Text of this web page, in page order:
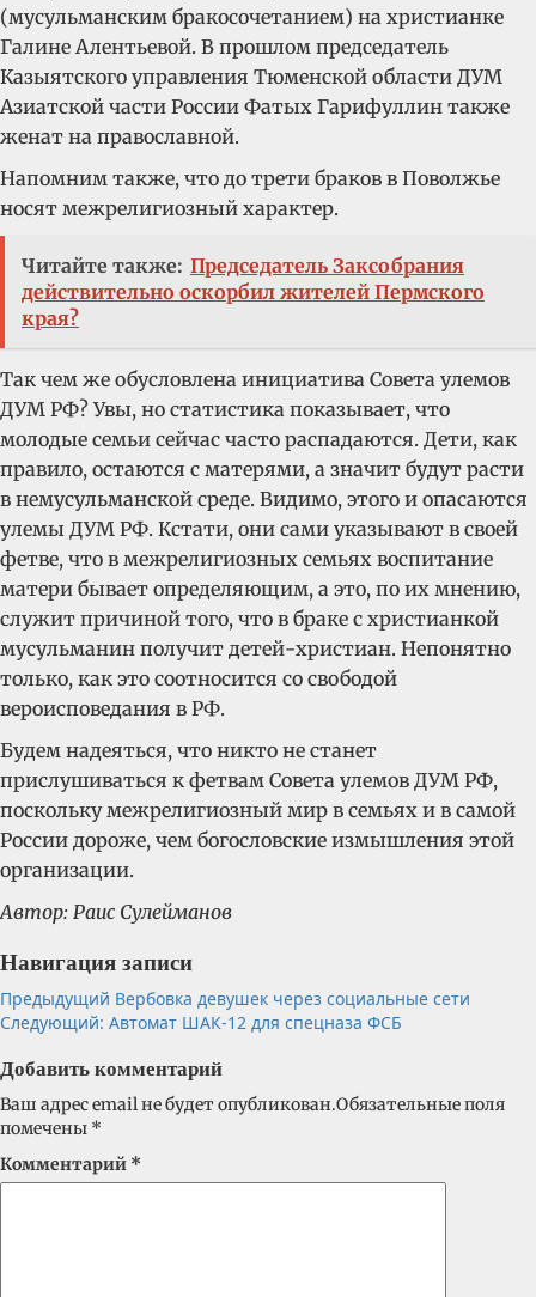
(мусульманским бракосочетанием) на христианке
Галине Алентьевой. В прошлом председатель
Казыятского управления Тюменской области ДУМ
Азиатской части России Фатых Гарифуллин также
женат на православной.
Напомним также, что до трети браков в Поволжье
носят межрелигиозный характер.
Читайте также: Председатель Заксобрания
действительно оскорбил жителей Пермского
края?
Так чем же обусловлена инициатива Совета улемов
ДУМ РФ? Увы, но статистика показывает, что
молодые семьи сейчас часто распадаются. Дети, как
правило, остаются с матерями, а значит будут расти
в немусульманской среде. Видимо, этого и опасаются
улемы ДУМ РФ. Кстати, они сами указывают в своей
фетве, что в межрелигиозных семьях воспитание
матери бывает определяющим, а это, по их мнению,
служит причиной того, что в браке с христианкой
мусульманин получит детей-христиан. Непонятно
только, как это соотносится со свободой
вероисповедания в РФ.
Будем надеяться, что никто не станет
прислушиваться к фетвам Совета улемов ДУМ РФ,
поскольку межрелигиозный мир в семьях и в самой
России дороже, чем богословские измышления этой
организации.
Автор: Раис Сулейманов
Навигация записи
Предыдущий Вербовка девушек через социальные сети
Следующий: Автомат ШАК-12 для спецназа ФСБ
Добавить комментарий
Ваш адрес email не будет опубликован.Обязательные поля
помечены *
Комментарий *